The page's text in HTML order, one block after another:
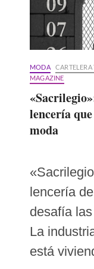
MODA
MAGAZINE
lencería
moda
lencería
desafía
La
está